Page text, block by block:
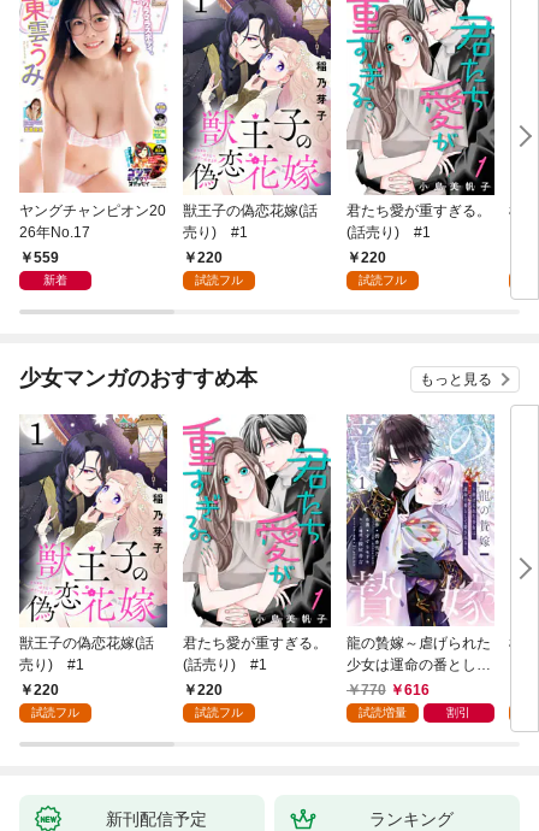
ヤングチャンピオン20
26年No.17
559
新着
獣王子の偽恋花嫁(話
売り) #1
220
試読フル
君たち愛が重すぎる。
(話売り) #1
220
試読フル
桜
少女マンガのおすすめ本 もっと見る
獣王子の偽恋花嫁(話
売り) #1
220
試読フル
君たち愛が重すぎる。
(話売り) #1
220
試読フル
龍の贄嫁～虐げられた
少女は運命の番として
愛される～ 1巻
770 616
試読増量 割引
桜
新刊配信予定 ランキング